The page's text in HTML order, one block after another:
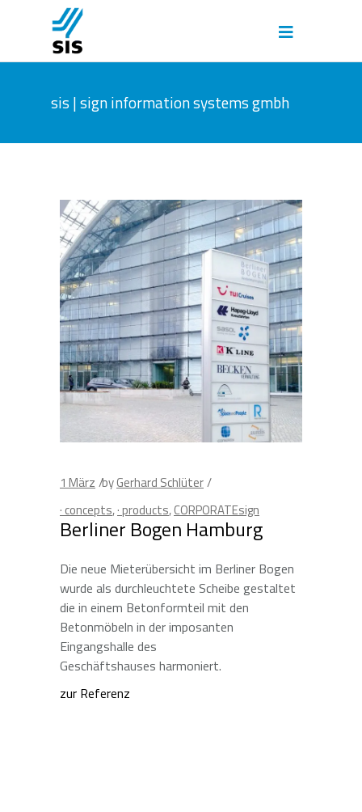
sis | sign information systems gmbh
1 März byGerhard Schlüter
· concepts,· products,CORPORATEsign
Berliner Bogen Hamburg
Die neue Mieterübersicht im Berliner Bogen
wurde als durchleuchtete Scheibe gestaltet
die in einem Betonformteil mit den
Betonmöbeln in der imposanten
Eingangshalle des
Geschäftshauses harmoniert.
zur Referenz